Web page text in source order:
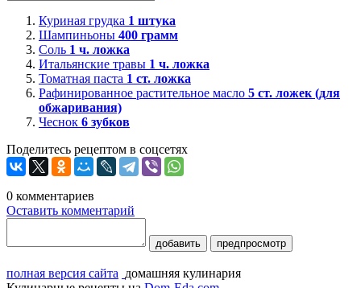
Куриная грудка 1 штука
Шампиньоны 400 грамм
Соль 1 ч. ложка
Итальянские травы 1 ч. ложка
Томатная паста 1 ст. ложка
Рафинированное растительное масло 5 ст. ложек (для
обжаривания)
Чеснок 6 зубков
Поделитесь рецептом в соцсетях
0 комментариев
Оставить комментарий
добавить предпросмотр
полная версия сайта домашняя кулинария